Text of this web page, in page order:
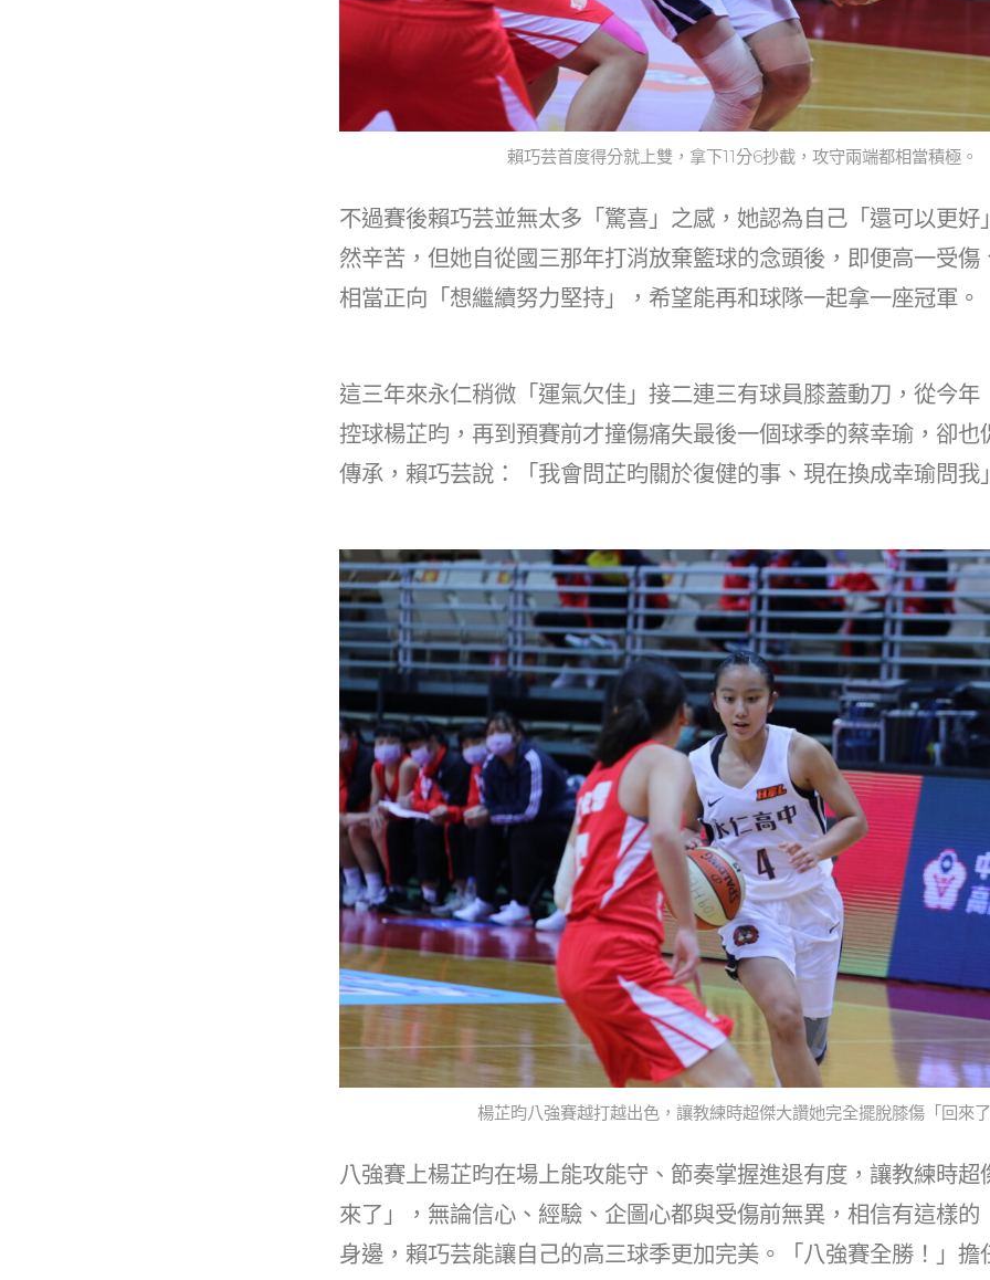
賴巧芸首度得分就上雙，拿下11分6抄截，攻守兩端都相當積極。
不過賽後賴巧芸並無太多「驚喜」之感，她認為自己「還可以更好
然辛苦，但她自從國三那年打消放棄籃球的念頭後，即便高一受傷
相當正向「想繼續努力堅持」，希望能再和球隊一起拿一座冠軍。
這三年來永仁稍微「運氣欠佳」接二連三有球員膝蓋動刀，從今年
控球楊芷昀，再到預賽前才撞傷痛失最後一個球季的蔡幸瑜，卻也
傳承，賴巧芸說：「我會問芷昀關於復健的事、現在換成幸瑜問我
楊芷昀八強賽越打越出色，讓教練時超傑大讚她完全擺脫膝傷「回來
八強賽上楊芷昀在場上能攻能守、節奏掌握進退有度，讓教練時超
來了」，無論信心、經驗、企圖心都與受傷前無異，相信有這樣的
身邊，賴巧芸能讓自己的高三球季更加完美。「八強賽全勝！」擔